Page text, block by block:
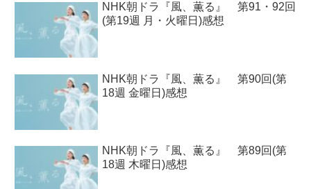
NHK朝ドラ『風、薫る』 第91・92回
(第19週 月・火曜日)感想
NHK朝ドラ『風、薫る』 第90回(第
18週 金曜日)感想
NHK朝ドラ『風、薫る』 第89回(第
18週 木曜日)感想